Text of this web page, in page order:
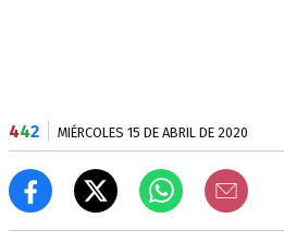
442 MIÉRCOLES 15 DE ABRIL DE 2020